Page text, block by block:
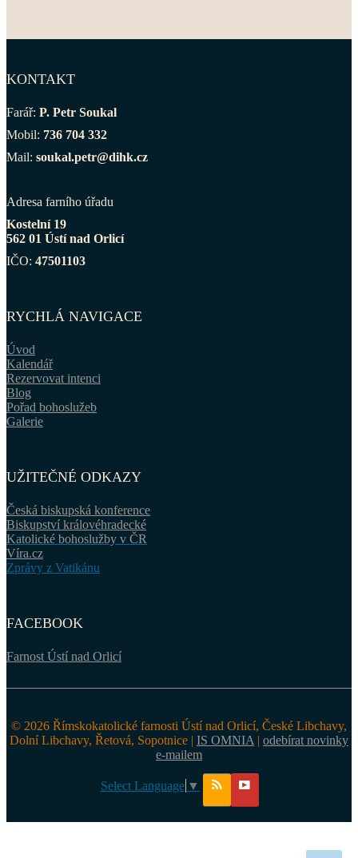
KONTAKT
Farář: P. Petr Soukal
Mobil: 736 704 332
Mail: soukal.petr@dihk.cz
Adresa farního úřadu
Kostelní 19
562 01 Ústí nad Orlicí
IČO: 47501103
RYCHLÁ NAVIGACE
Úvod
Kalendář
Rezervovat intenci
Blog
Pořad bohoslužeb
Galerie
UŽITEČNÉ ODKAZY
Česká biskupská konference
Biskupství královéhradecké
Katolické bohoslužby v ČR
Víra.cz
Zprávy z Vatikánu
FACEBOOK
Farnost Ústí nad Orlicí
© 2026 Římskokatolické farnosti Ústí nad Orlicí, České Libchavy,
Dolní Libchavy, Řetová, Sopotnice | IS OMNIA | odebírat novinky
e-mailem
Select Language ▼